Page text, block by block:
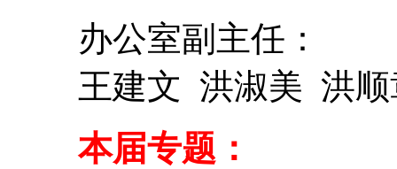
办公室副主任：
王建文 洪淑美 洪顺
本届专题：